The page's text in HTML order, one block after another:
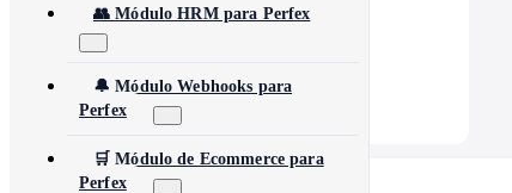
📂 View All 40+ Modules →
👥 Módulo HRM para Perfex
🔔 Módulo Webhooks para
Perfex
🛒 Módulo de Ecommerce para
Perfex